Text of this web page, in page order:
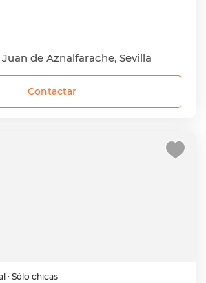
de Aznalfarache, Sevilla
Contactar
· Sólo chicas